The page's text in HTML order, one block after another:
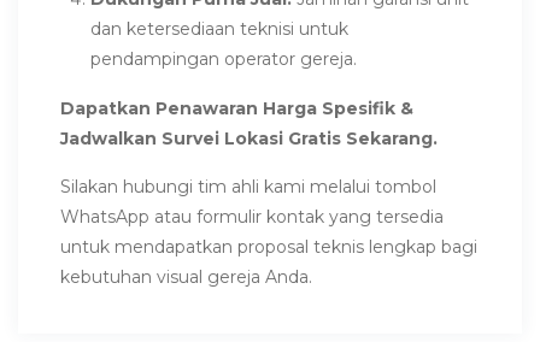
dan ketersediaan teknisi untuk
pendampingan operator gereja.
Dapatkan Penawaran Harga Spesifik &
Jadwalkan Survei Lokasi Gratis Sekarang.
Silakan hubungi tim ahli kami melalui tombol
WhatsApp atau formulir kontak yang tersedia
untuk mendapatkan proposal teknis lengkap bagi
kebutuhan visual gereja Anda.